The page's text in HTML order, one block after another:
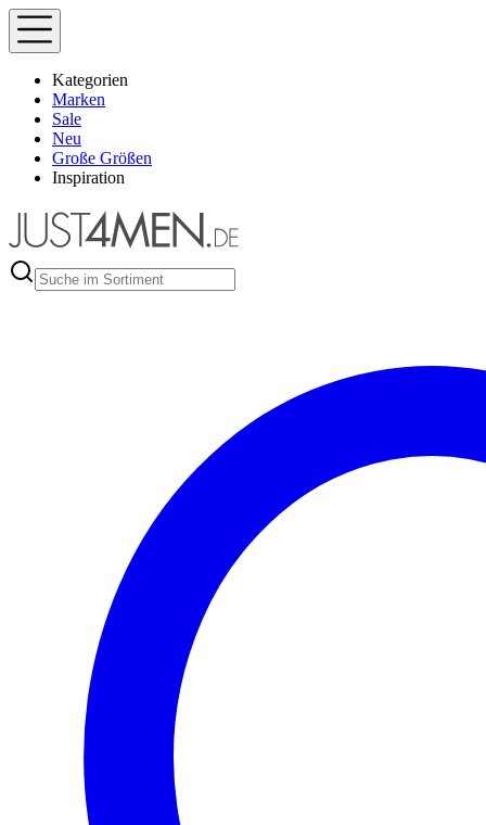
Kategorien
Marken
Sale
Neu
Große Größen
Inspiration